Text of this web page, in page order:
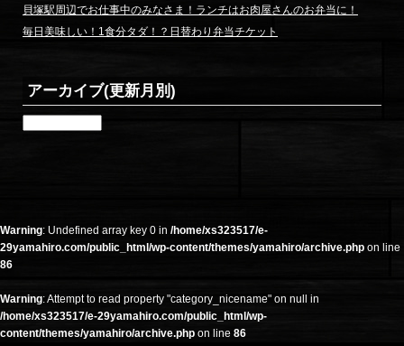
貝塚駅周辺でお仕事中のみなさま！ランチはお肉屋さんのお弁当に！
毎日美味しい！1食分タダ！？日替わり弁当チケット
アーカイブ(更新月別)
新
月
Warning: Undefined array key 0 in /home/xs323517/e-
29yamahiro.com/public_html/wp-content/themes/yamahiro/archive.php on line
86
Warning: Attempt to read property "category_nicename" on null in
/home/xs323517/e-29yamahiro.com/public_html/wp-
content/themes/yamahiro/archive.php on line 86